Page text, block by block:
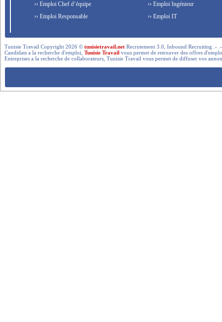
›› Emploi Chef d’équipe
›› Emploi Responsable
›› Emploi Ingénieur
›› Emploi IT
Tunisie Travail Copyright 2026 ©tunisietravail.net Recrutement 3.0, Inbound Recruiting .-
Candidats a la recherche d'emploi,Tunisie Travail vous permet de retrouver des offres
Entreprises a la recherche de collaborateurs, Tunisie Travail vous permet de diffuser vos